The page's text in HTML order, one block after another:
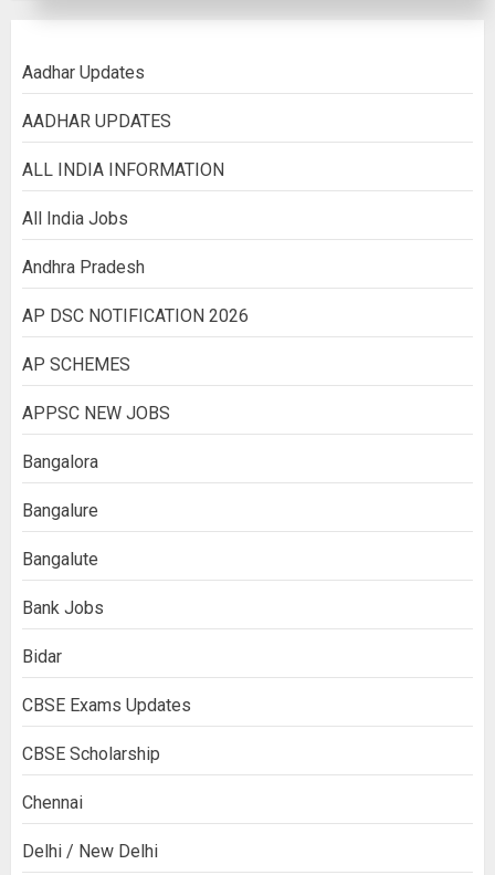
Aadhar Updates
AADHAR UPDATES
ALL INDIA INFORMATION
All India Jobs
Andhra Pradesh
AP DSC NOTIFICATION 2026
AP SCHEMES
APPSC NEW JOBS
Bangalora
Bangalure
Bangalute
Bank Jobs
Bidar
CBSE Exams Updates
CBSE Scholarship
Chennai
Delhi / New Delhi